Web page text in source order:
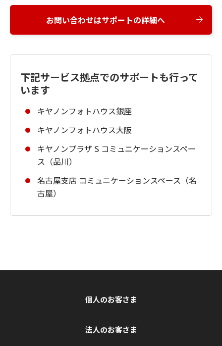
お問い合わせはサポートの詳細へ
下記サービス拠点でのサポートも行って
います
キヤノンフォトハウス銀座
キヤノンフォトハウス大阪
キヤノンプラザ S コミュニケーションスペー
ス（品川）
名古屋支店 コミュニケーションスペース（名
古屋）
個人のお客さま
法人のお客さま